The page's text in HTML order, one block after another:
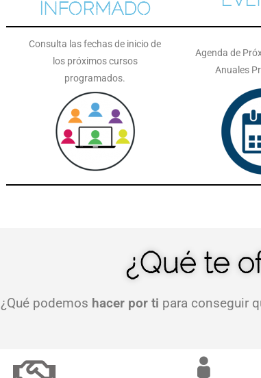
INFORMADO
Consulta las fechas de inicio de
los próximos cursos
programados.
Agenda de
Anuales
¿Qué te
¿Qué podemos hacer por ti para conseguir